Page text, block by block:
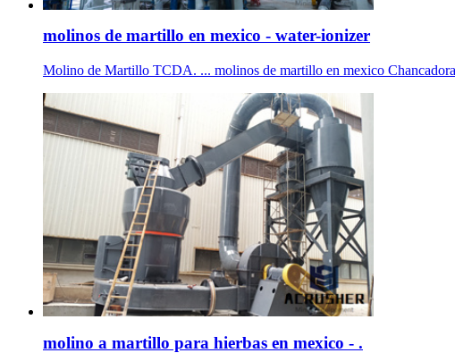
molinos de martillo en mexico - water-ionizer
Molino de Martillo TCDA. ... molinos de martillo en mexico
molino a martillo para hierbas en mexico - .